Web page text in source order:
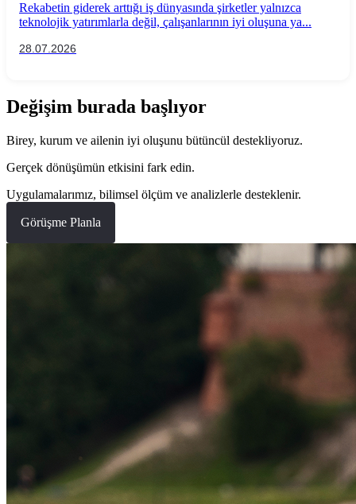
Uygulamaları
Rekabetin giderek arttığı iş dünyasında şirketler yalnızca
teknolojik yatırımlarla değil, çalışanlarının iyi oluşuna ya...
28.07.2026
Değişim burada başlıyor
Birey, kurum ve ailenin iyi oluşunu bütüncül destekliyoruz.
Gerçek dönüşümün etkisini fark edin.
Uygulamalarımız, bilimsel ölçüm ve analizlerle desteklenir.
Görüşme Planla